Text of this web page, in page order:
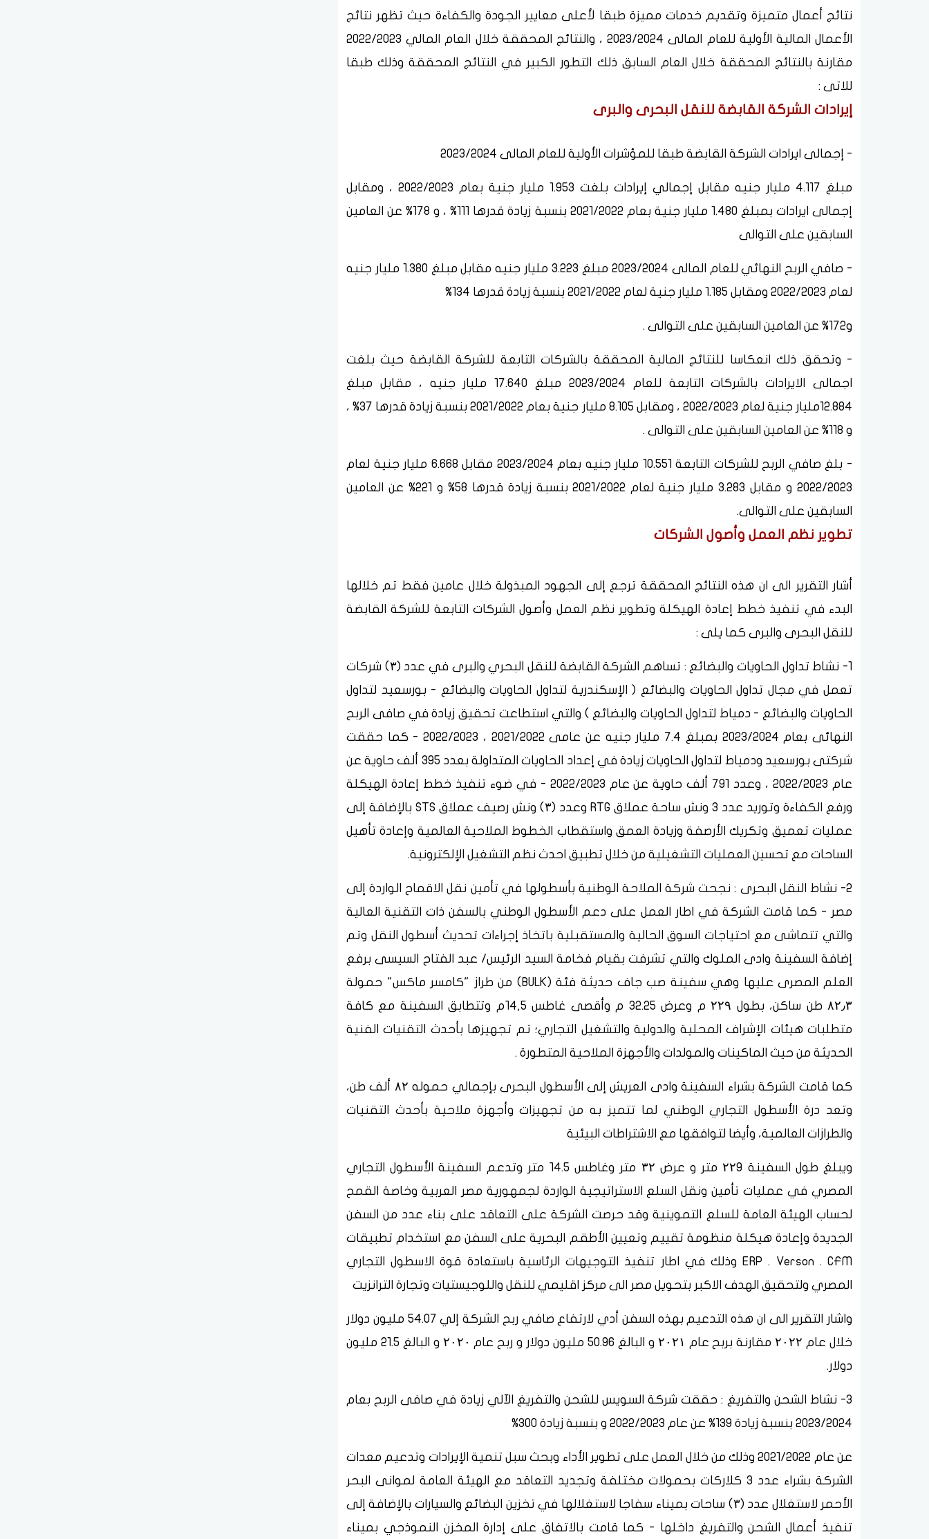
نتائج أعمال متميزة وتقديم خدمات مميزة طبقا لأعلى معايير الجودة والكفاءة حيث تظهر نتائج
الأعمال المالية الأولية للعام المالى 2023/2024 ، والنتائج المحققة خلال العام المالي 2022/2023
مقارنة بالنتائج المحققة خلال العام السابق ذلك التطور الكبير في النتائج المحققة وذلك طبقا
للاتى :
إيرادات الشركة القابضة للنقل البحرى والبرى
- إجمالى ايرادات الشركة القابضة طبقا للمؤشرات الأولية للعام المالى 2023/2024
مبلغ 4.117 مليار جنيه مقابل إجمالي إيرادات بلغت 1.953 مليار جنية بعام 2022/2023 ، ومقابل
إجمالى ايرادات بمبلغ 1.480 مليار جنية بعام 2021/2022 بنسبة زيادة قدرها 111% ، و 178% عن العامين
السابقين على التوالى
- صافي الربح النهائي للعام المالى 2023/2024 مبلغ 3.223 مليار جنيه مقابل مبلغ 1.380 مليار جنيه
لعام 2022/2023 ومقابل 1.185 مليار جنية لعام 2021/2022 بنسبة زيادة قدرها 134%
و172% عن العامين السابقين على التوالى .
- وتحقق ذلك انعكاسا للنتائج المالية المحققة بالشركات التابعة للشركة القابضة حيث بلغت
اجمالى الايرادات بالشركات التابعة للعام 2023/2024 مبلغ 17.640 مليار جنيه ، مقابل مبلغ
12.884مليار جنية لعام 2022/2023 ، ومقابل 8.105 مليار جنية بعام 2021/2022 بنسبة زيادة قدرها 37% ،
و 118% عن العامين السابقين على التوالى .
- بلغ صافي الربح للشركات التابعة 10.551 مليار جنيه بعام 2023/2024 مقابل 6.668 مليار جنية لعام
2022/2023 و مقابل 3.283 مليار جنية لعام 2021/2022 بنسبة زيادة قدرها 58% و 221% عن العامين
السابقين على التوالى.
تطوير نظم العمل وأصول الشركات
أشار التقرير الى ان هذه النتائج المحققة ترجع إلى الجهود المبذولة خلال عامين فقط تم خلالها
البدء في تنفيذ خطط إعادة الهيكلة وتطوير نظم العمل وأصول الشركات التابعة للشركة القابضة
للنقل البحرى والبرى كما يلى :
1- نشاط تداول الحاويات والبضائع : تساهم الشركة القابضة للنقل البحري والبرى في عدد (۳) شركات
تعمل في مجال تداول الحاويات والبضائع ( الإسكندرية لتداول الحاويات والبضائع - بورسعيد لتداول
الحاويات والبضائع - دمياط لتداول الحاويات والبضائع ) والتي استطاعت تحقيق زيادة في صافى الربح
النهائى بعام 2023/2024 بمبلغ 7.4 مليار جنيه عن عامى 2021/2022 ، 2022/2023 - كما حققت
شركتى بورسعيد ودمياط لتداول الحاويات زيادة في إعداد الحاويات المتداولة بعدد 395 ألف حاوية عن
عام 2022/2023 ، وعدد 791 ألف حاوية عن عام 2022/2023 - في ضوء تنفيذ خطط إعادة الهيكلة
ورفع الكفاءة وتوريد عدد 3 ونش ساحة عملاق RTG وعدد (۳) ونش رصيف عملاق STS بالإضافة إلى
عمليات تعميق وتكريك الأرصفة وزيادة العمق واستقطاب الخطوط الملاحية العالمية وإعادة تأهيل
الساحات مع تحسين العمليات التشغيلية من خلال تطبيق احدث نظم التشغيل الإلكترونية.
2- نشاط النقل البحرى : نجحت شركة الملاحة الوطنية بأسطولها في تأمين نقل الاقماح الواردة إلى
مصر - كما قامت الشركة في اطار العمل على دعم الأسطول الوطني بالسفن ذات التقنية العالية
والتي تتماشى مع احتياجات السوق الحالية والمستقبلية باتخاذ إجراءات تحديث أسطول النقل وتم
إضافة السفينة وادى الملوك والتي تشرفت بقيام فخامة السيد الرئيس/ عبد الفتاح السيسى برفع
العلم المصرى عليها وهي سفينة صب جاف حديثة فئة (BULK) من طراز "كامسر ماكس" حمولة
۸۲٫۳ طن ساكن، بطول ۲۲۹ م وعرض 32.25 م وأقصى غاطس ١٤,٥م وتتطابق السفينة مع كافة
متطلبات هيئات الإشراف المحلية والدولية والتشغيل التجاري؛ تم تجهيزها بأحدث التقنيات الفنية
الحديثة من حيث الماكينات والمولدات والأجهزة الملاحية المتطورة .
كما قامت الشركة بشراء السفينة وادى العريش إلى الأسطول البحرى بإجمالي حموله ۸۲ ألف طن،
وتعد درة الأسطول التجاري الوطني لما تتميز به من تجهيزات وأجهزة ملاحية بأحدث التقنيات
والطرازات العالمية، وأيضا لتوافقها مع الاشتراطات البيئية
ويبلغ طول السفينة ۲۲٩ متر و عرض ۳۲ متر وغاطس ١٤.٥ متر وتدعم السفينة الأسطول التجاري
المصري في عمليات تأمين ونقل السلع الاستراتيجية الواردة لجمهورية مصر العربية وخاصة القمح
لحساب الهيئة العامة للسلع التموينية وقد حرصت الشركة على التعاقد على بناء عدد من السفن
الجديدة وإعادة هيكلة منظومة تقييم وتعيين الأطقم البحرية على السفن مع استخدام تطبيقات
ERP . Verson . CFM وذلك في اطار تنفيذ التوجيهات الرئاسية باستعادة قوة الاسطول التجاري
المصري ولتحقيق الهدف الاكبر بتحويل مصر الى مركز اقليمي للنقل واللوجيستيات وتجارة الترانزيت
واشار التقرير الى ان هذه التدعيم بهذه السفن أدي لارتفاع صافي ربح الشركة إلي 54.07 مليون دولار
خلال عام ۲۰۲۲ مقارنة بربح عام ۲۰۲۱ و البالغ 50.96 مليون دولار و ربح عام ۲۰۲۰ و البالغ 21.5 مليون
دولار.
3- نشاط الشحن والتفريغ : حققت شركة السويس للشحن والتفريغ الآلي زيادة في صافى الربح بعام
2023/2024 بنسبة زيادة 139% عن عام 2022/2023 و بنسبة زيادة 300%
عن عام 2021/2022 وذلك من خلال العمل على تطوير الأداء وبحث سبل تنمية الإيرادات وتدعيم معدات
الشركة بشراء عدد ٣ كلاركات بحمولات مختلفة وتجديد التعاقد مع الهيئة العامة لموانى البحر
الأحمر لاستغلال عدد (۳) ساحات بميناء سفاجا لاستغلالها في تخزين البضائع والسيارات بالإضافة إلى
تنفيذ أعمال الشحن والتفريغ داخلها - كما قامت بالاتفاق على إدارة المخزن النموذجي بميناء